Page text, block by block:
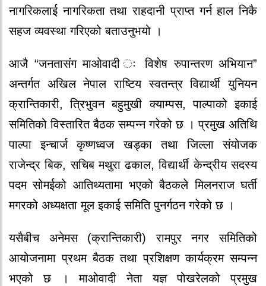
नागरिकलाई नागरिकता तथा राहदानी प्राप्त गर्न हाल निकै
सहज व्यवस्था गरिएको बताउनुभयो ।
आजै “जनतासंग माओवादी ः विशेष रुपान्तरण अभियान”
अन्तर्गत अखिल नेपाल राष्टिय स्वतन्त्र विद्यार्थी युनियन
क्रान्तिकारी, त्रिभुवन बहुमुखी क्याम्पस, पाल्पाको इकाई
समितिको विस्तारित बैठक सम्पन्न गरेको छ । प्रमुख अतिथि
पाल्पा इन्चार्ज कृष्णध्वज खड्का तथा जिल्ला संयोजक
राजेन्द्र बिक, सचिब मथुरा ढकाल, विद्यार्थी केन्द्रीय सदस्य
पदम सोमईको आतिथ्यतामा भएको बैठकले मिलनराज घर्ती
मगरको अध्यक्षता मूल इकाई समिति पुनर्गठन गरेको छ ।
यसैबीच अनेमस (क्रान्तिकारी) रामपुर नगर समितिको
आयोजनामा प्रथम बैठक तथा प्रशिक्षण कार्यक्रम सम्पन्न
भएको छ । माओवादी नेता यज्ञ पोखरेलको प्रमुख